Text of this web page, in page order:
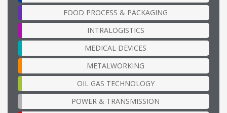
FOOD PROCESS & PACKAGING
INTRALOGISTICS
MEDICAL DEVICES
METALWORKING
OIL GAS TECHNOLOGY
POWER & TRANSMISSION